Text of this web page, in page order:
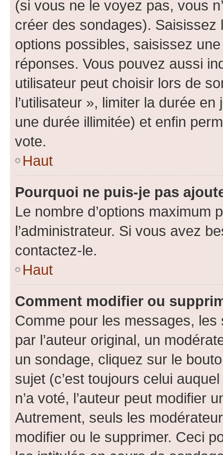
(si vous ne le voyez pas, vous
créer des sondages).
options possibles, saisissez
réponses. Vous pouvez aussi
utilisateur peut choisir lors de
l’utilisateur », limiter la durée
une durée illimitée) et enfin
vote.
Haut
Pourquoi ne puis-je pas
Le nombre d’options maximum
l’administrateur. Si vous avez
contactez-le.
Haut
Comment modifier ou
Comme pour les messages,
par l’auteur original, un
un sondage, cliquez sur le
sujet (c’est toujours celui
n’a voté, l’auteur peut modifier
Autrement, seuls les
modifier ou le supprimer. Ceci